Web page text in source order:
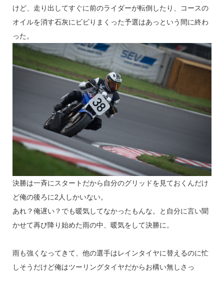
けど、走り出してすぐに前のライダーが転倒したり、コースの
オイルを消す石灰にビビりまくった予選はあっという間に終わ
った。
決勝は一斉にスタートだから自分のグリッドを見ておくんだけ
ど俺の後ろに2人しかいない。
あれ？俺遅い？でも暖気してなかったもんな。と自分に言い聞
かせて再び降り始めた雨の中、暖気をして決勝に。
雨も強くなってきて、他の選手はレインタイヤに替えるのに忙
しそうだけど俺はツーリングタイヤだからお構い無しさっ